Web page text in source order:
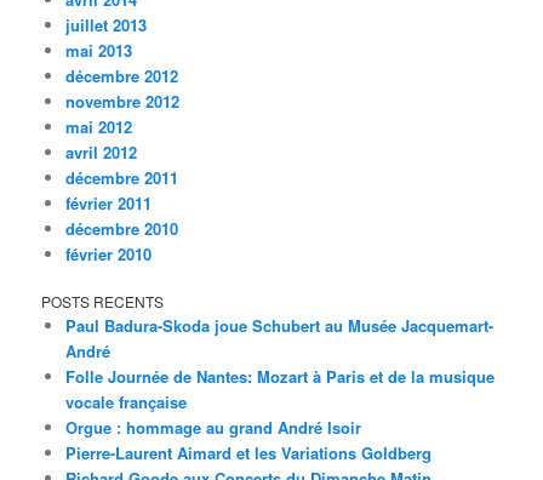
juillet 2013
mai 2013
décembre 2012
novembre 2012
mai 2012
avril 2012
décembre 2011
février 2011
décembre 2010
février 2010
POSTS RECENTS
Paul Badura-Skoda joue Schubert au Musée Jacquemart-
André
Folle Journée de Nantes: Mozart à Paris et de la musique
vocale française
Orgue : hommage au grand André Isoir
Pierre-Laurent Aimard et les Variations Goldberg